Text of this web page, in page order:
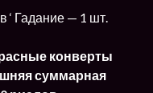
‘ Гадание — 1 шт.
конверты
суммарная